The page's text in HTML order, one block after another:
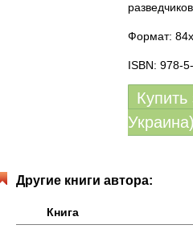
Формат:
ISBN: 978-
Купить
Украина)
Другие книги автора:
Книга